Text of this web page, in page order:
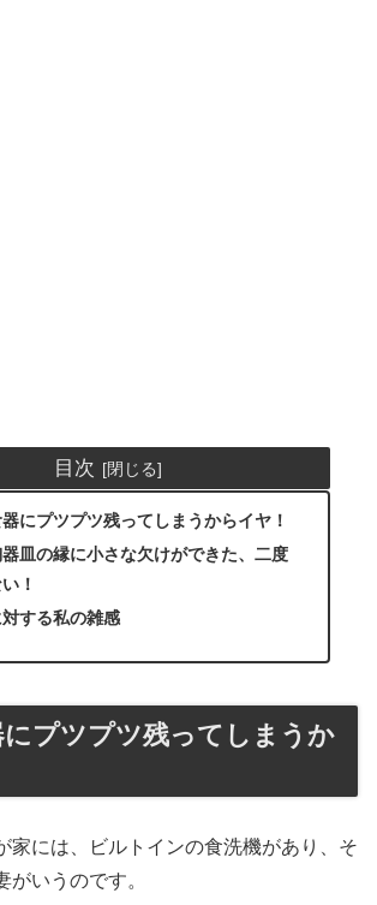
目次
にプツプツ残ってしまうからイヤ！
皿の縁に小さな欠けができた、二度
！
する私の雑感
プツプツ残ってしまうか
家には、ビルトインの食洗機があり、そ
がいうのです。